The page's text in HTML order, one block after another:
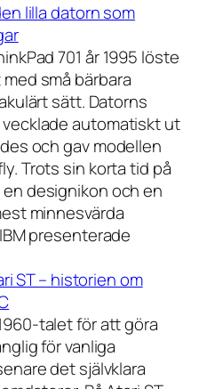
lilla datorn som
701 år 1995 löste
små bärbara
sätt. Datorns
automatiskt ut
och gav modellen
Trots sin korta tid på
designikon och en
minnesvärda
presenterade
ST – historien om
talet för att göra
för vanliga
det självklara